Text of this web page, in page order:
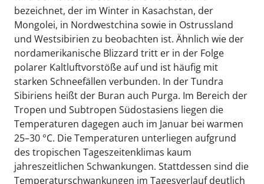
bezeichnet, der im Winter in Kasachstan, der
Mongolei, in Nordwestchina sowie in Ostrussland
und Westsibirien zu beobachten ist. Ähnlich wie der
nordamerikanische Blizzard tritt er in der Folge
polarer Kaltluftvorstöße auf und ist häufig mit
starken Schneefällen verbunden. In der Tundra
Sibiriens heißt der Buran auch Purga. Im Bereich der
Tropen und Subtropen Südostasiens liegen die
Temperaturen dagegen auch im Januar bei warmen
25–30 °C. Die Temperaturen unterliegen aufgrund
des tropischen Tageszeitenklimas kaum
jahreszeitlichen Schwankungen. Stattdessen sind die
Temperaturschwankungen im Tagesverlauf deutlich